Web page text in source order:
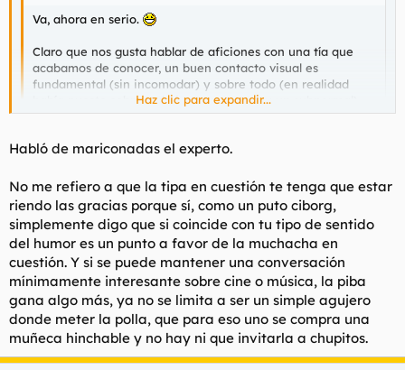
Va, ahora en serio.
Claro que nos gusta hablar de aficiones con una tía que
acabamos de conocer, un buen contacto visual es
fundamental (sin incomodar) y sobre todo (en realidad
había puesto sobre todo junto porque soy un subnormal)
que tenga sentido del humor. Los tíos somos así, nos gusta
este foro y curada de espanto hasta del humor más negro,
esquizofrénicos mentales.
Pero que manada de maricones te roddddean.
No conozco a un solo tio medddddianamente decente que le
importe algo lo que una muchacha le comente. Es mas, estoy
absolutamente convenciddddo ddde que no existe mujer en el
puto globo mereceddddddora e una charla con un autentico
hombre. Por lo que las veces que charlamos nos suddddddda
los cojones lo que digan o dejen ddde decir, ya que nuestro
unico objetivo esta mas que claro y ddddiremos y haremos lo
que sea por conseguirlo, descalificandddo a quien haya que
ddescalificar y mintiendo un poco mas ddde lo
imprescindddible.
Haz clic para expandir...
Habló de mariconadas el experto.
No me refiero a que la tipa en cuestión te tenga que estar
riendo las gracias porque sí, como un puto ciborg,
simplemente digo que si coincide con tu tipo de sentido
del humor es un punto a favor de la muchacha en
cuestión. Y si se puede mantener una conversación
mínimamente interesante sobre cine o música, la piba
gana algo más, ya no se limita a ser un simple agujero
donde meter la polla, que para eso uno se compra una
muñeca hinchable y no hay ni que invitarla a chupitos.